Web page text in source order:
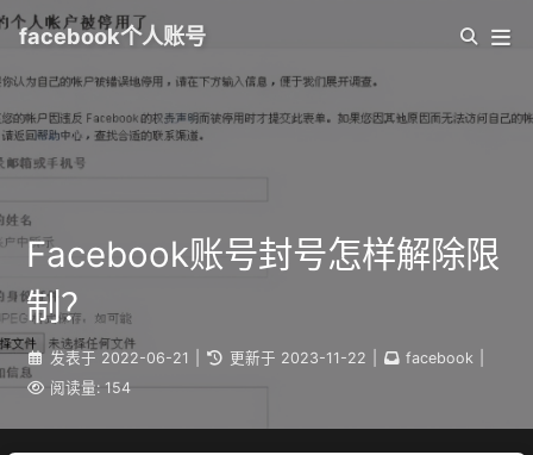
facebook个人账号
Facebook账号封号怎样解除限
制？
发表于 2022-06-21 更新于 2023-11-22 facebook
阅读量: 154